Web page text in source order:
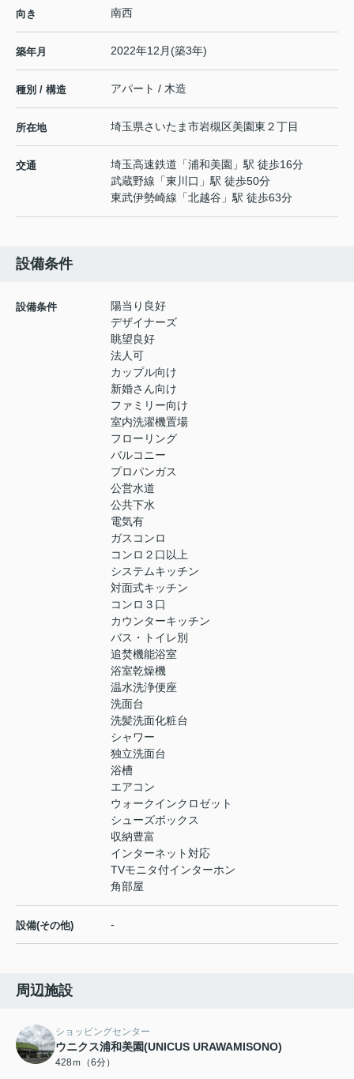
向き 南西
築年月 2022年12月(築3年)
種別 / 構造 アパート / 木造
所在地 埼玉県さいたま市岩槻区美園東 ２丁目
交通 埼玉高速鉄道 「浦和美園 」駅 徒歩16分
武蔵野線 「東川口 」駅 徒歩50分
東武伊勢崎線 「北越谷 」駅 徒歩63分
設備条件
設備条件
陽当り良好
デザイナーズ
眺望良好
法人可
カップル向け
新婚さん向け
ファミリー向け
室内洗濯機置場
フローリング
バルコニー
プロパンガス
公営水道
公共下水
電気有
ガスコンロ
コンロ２口以上
システムキッチン
対面式キッチン
コンロ３口
カウンターキッチン
バス・トイレ別
追焚機能浴室
浴室乾燥機
温水洗浄便座
洗面台
洗髪洗面化粧台
シャワー
独立洗面台
浴槽
エアコン
ウォークインクロゼット
シューズボックス
収納豊富
インターネット対応
TVモニタ付インターホン
角部屋
設備(その他) -
周辺施設
ショッピングセンター
ウニクス浦和美園(UNICUS URAWAMISONO)
428ｍ（6分）